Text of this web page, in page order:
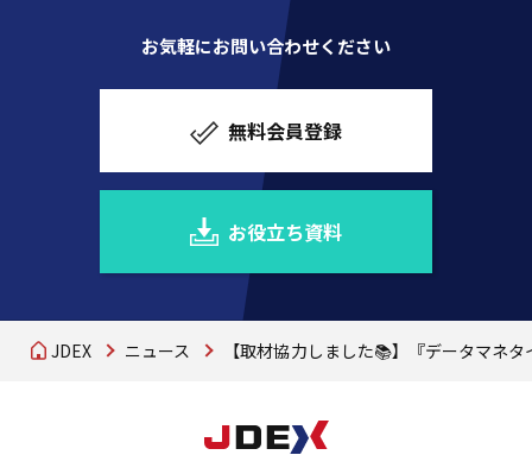
お気軽にお問い合わせください
無料会員登録
お役立ち資料
JDEX ニュース 【取材協力しました📚】『データマネ